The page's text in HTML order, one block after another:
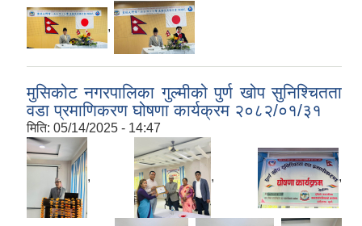
,
मुसिकोट नगरपालिका गुल्मीको पुर्ण खोप सुनिश्चितता
वडा प्रमाणिकरण घोषणा कार्यक्रम २०८२/०१/३१
मिति: 05/14/2025 - 14:47
, , ,